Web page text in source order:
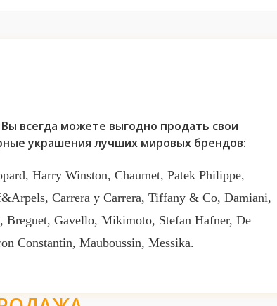
всегда можете выгодно продать свои
украшения лучших мировых брендов:
Harry Winston, Chaumet, Patek Philippe,
Carrera y Carrera, Tiffany & Co, Damiani,
Breguet, Gavello, Mikimoto, Stefan Hafner, De
Constantin, Mauboussin, Messika.